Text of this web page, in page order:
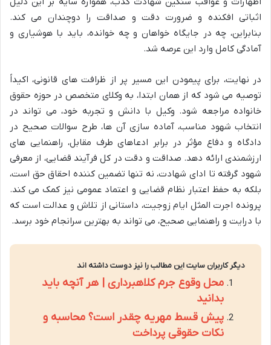
اثباتی افکنده و ضرورت دقت و صداقت را دوچندان می کند.
بنابراین، چه در جایگاه خواهان و چه خوانده، باید با هوشیاری و
آمادگی کامل وارد این عرصه شد.
در نهایت، برای پیمودن این مسیر پر از ظرافت های قانونی، اکیداً
توصیه می شود که از همان ابتدا، به وکلای متخصص در حوزه حقوق
خانواده مراجعه شود. وکیل با دانش و تجربه خود، می تواند در
انتخاب شهود مناسب، آماده سازی آن ها، طرح سوالات صحیح در
دادگاه و دفاع مؤثر در برابر ادعاهای طرف مقابل، راهنمایی های
ارزشمندی ارائه دهد. صداقت و دقت در کل فرآیند قضایی، از معرفی
شهود گرفته تا ادای شهادت، نه تنها تضمین کننده احقاق حق است،
بلکه به حفظ اعتبار نظام قضایی و اعتماد عمومی نیز کمک می کند.
پرونده اجرت المثل ایام زوجیت، داستانی از تلاش و عدالت است که
با درایت و راهنمایی صحیح، می تواند به بهترین سرانجام خود برسد.
دیگر کاربران سایت این مطالب را نیز دوست داشته اند
محل وقوع جرم کلاهبرداری | هر آنچه باید
بدانید
پیش قسط مهریه چقدر است؟ محاسبه و
نکات حقوقی پرداخت